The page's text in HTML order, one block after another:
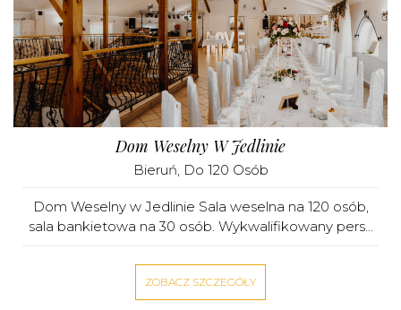
Dom Weselny W Jedlinie
Bieruń, Do 120 Osób
Dom Weselny w Jedlinie Sala weselna na 120 osób,
sala bankietowa na 30 osób. Wykwalifikowany pers...
ZOBACZ SZCZEGÓŁY